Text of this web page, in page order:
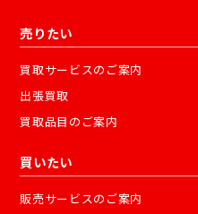
売りたい
買取サービスのご案内
出張買取
買取品目のご案内
買いたい
販売サービスのご案内